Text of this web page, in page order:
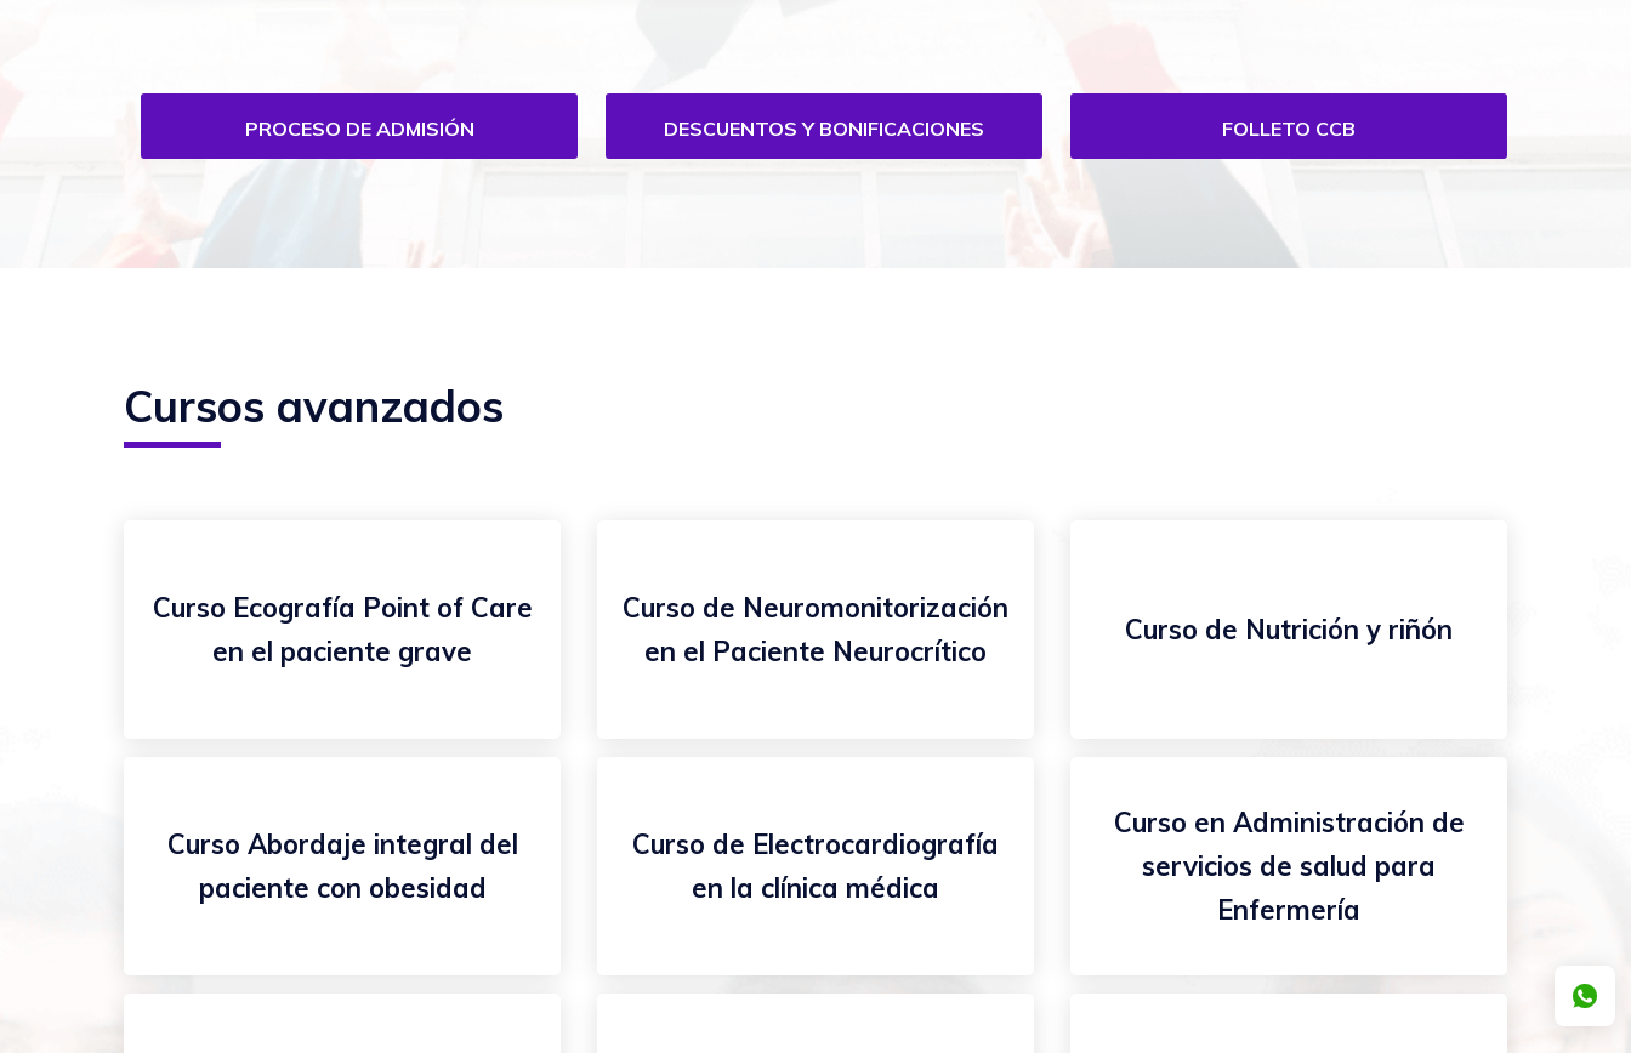
especialidades-
BiomedicasPROCESO DE ADMISIÓN DESCUENTOS Y BONIFICACIONES FOLLETO CCB
Cursos avanzados
Curso Ecografía Point of Care
en el paciente grave
Curso de Neuromonitorización
en el Paciente Neurocrítico
Curso de Nutrición y riñón
Curso Abordaje integral del
paciente con obesidad
Curso de Electrocardiografía
en la clínica médica
Curso en Administración de
servicios de salud para
Enfermería